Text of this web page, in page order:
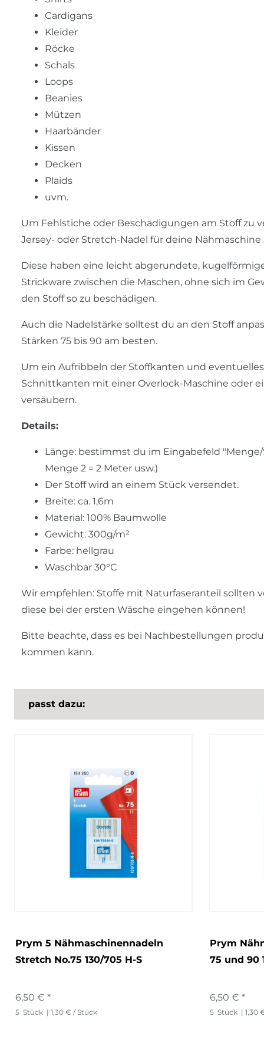
Cardigans
Kleider
Röcke
Schals
Loops
Beanies
Mützen
Haarbänder
Kissen
Decken
Plaids
uvm.
Um Fehlstiche oder Beschädigungen am Stoff zu
Jersey- oder Stretch-Nadel für deine Nähmaschine
Diese haben eine leicht abgerundete,
Strickware zwischen die Maschen, ohne sich im
den Stoff so zu beschädigen.
Auch die Nadelstärke solltest du an den Stoff
Stärken 75 bis 90 am besten.
Um ein Aufribbeln der Stoffkanten und
Schnittkanten mit einer Overlock-Maschine oder
versäubern.
Details:
Länge: bestimmst du im Eingabefeld "Menge/
Menge 2 = 2 Meter usw.)
Der Stoff wird an einem Stück versendet.
Breite: ca. 1,6m
Material: 100% Baumwolle
Gewicht: 300g/m²
Farbe: hellgrau
Waschbar 30°C
Wir empfehlen: Stoffe mit Naturfaseranteil sollten
diese bei der ersten Wäsche eingehen können!
Bitte beachte, dass es bei Nachbestellungen
kommen kann.
passt dazu:
Prym 5 Nähmaschinennadeln
Stretch No.75 130/705 H-S
6,50 € *
5 Stück | 1,30 € / Stück
Prym
75 und 90
6,50 € *
5 Stück | 1,30